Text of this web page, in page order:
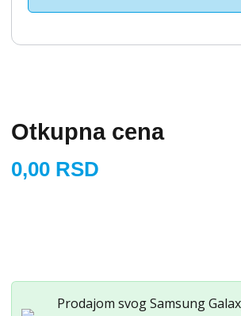
Otkupna cena
0,00 RSD
S24
Ultra
Prodajom svog Samsung